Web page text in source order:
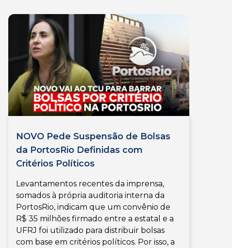
NOVO Pede Suspensão de Bolsas
da PortosRio Definidas com
Critérios Políticos
Levantamentos recentes da imprensa,
somados à própria auditoria interna da
PortosRio, indicam que um convênio de
R$ 35 milhões firmado entre a estatal e a
UFRJ foi utilizado para distribuir bolsas
com base em critérios políticos. Por isso, a